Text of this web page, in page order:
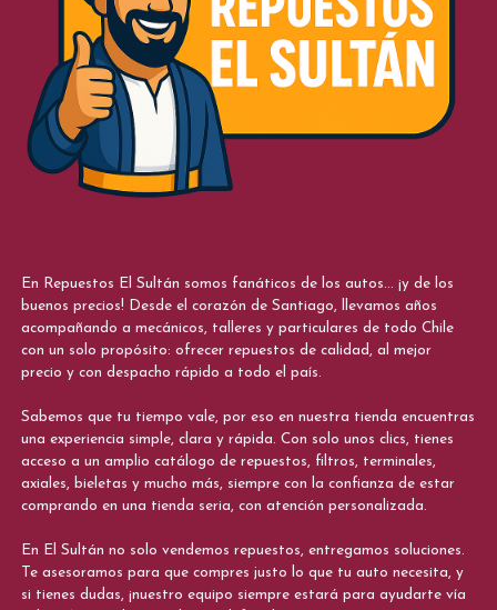
En Repuestos El Sultán somos fanáticos de los autos... ¡y de los
buenos precios! Desde el corazón de Santiago, llevamos años
acompañando a mecánicos, talleres y particulares de todo Chile
con un solo propósito: ofrecer repuestos de calidad, al mejor
precio y con despacho rápido a todo el país.
Sabemos que tu tiempo vale, por eso en nuestra tienda encuentras
una experiencia simple, clara y rápida. Con solo unos clics, tienes
acceso a un amplio catálogo de repuestos, filtros, terminales,
axiales, bieletas y mucho más, siempre con la confianza de estar
comprando en una tienda seria, con atención personalizada.
En El Sultán no solo vendemos repuestos, entregamos soluciones.
Te asesoramos para que compres justo lo que tu auto necesita, y
si tienes dudas, ¡nuestro equipo siempre estará para ayudarte vía